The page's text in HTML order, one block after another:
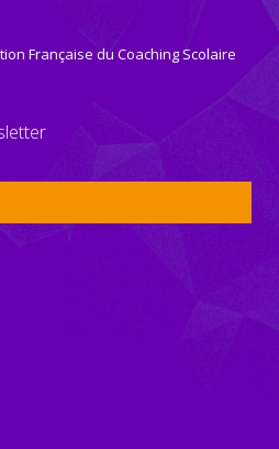
Française du Coaching Scolaire